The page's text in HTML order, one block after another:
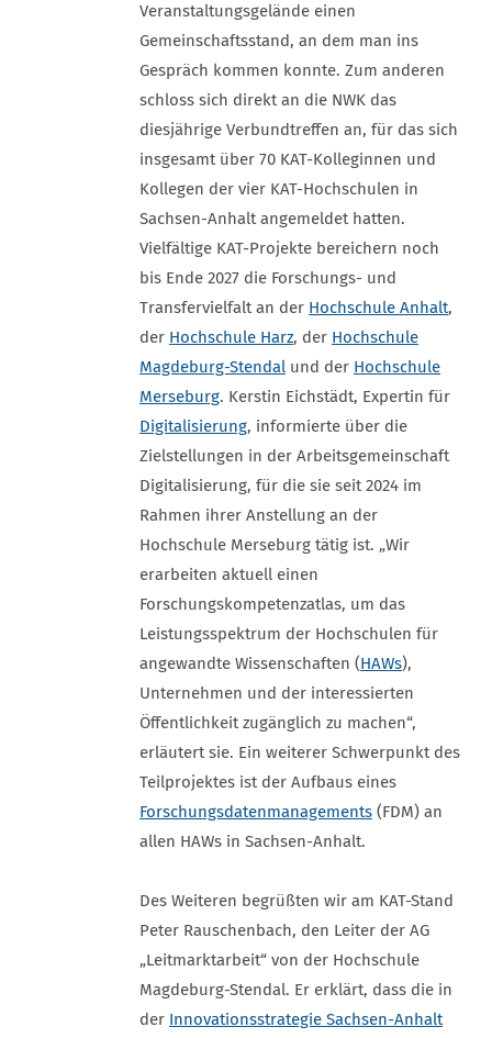
Veranstaltungsgelände einen
Gemeinschaftsstand, an dem man ins
Gespräch kommen konnte. Zum anderen
schloss sich direkt an die NWK das
diesjährige Verbundtreffen an, für das sich
insgesamt über 70 KAT-Kolleginnen und
Kollegen der vier KAT-Hochschulen in
Sachsen-Anhalt angemeldet hatten.
Vielfältige KAT-Projekte bereichern noch
bis Ende 2027 die Forschungs- und
Transfervielfalt an der Hochschule Anhalt,
der Hochschule Harz, der Hochschule
Magdeburg-Stendal und der Hochschule
Merseburg. Kerstin Eichstädt, Expertin für
Digitalisierung, informierte über die
Zielstellungen in der Arbeitsgemeinschaft
Digitalisierung, für die sie seit 2024 im
Rahmen ihrer Anstellung an der
Hochschule Merseburg tätig ist. „Wir
erarbeiten aktuell einen
Forschungskompetenzatlas, um das
Leistungsspektrum der Hochschulen für
angewandte Wissenschaften (HAWs),
Unternehmen und der interessierten
Öffentlichkeit zugänglich zu machen“,
erläutert sie. Ein weiterer Schwerpunkt des
Teilprojektes ist der Aufbaus eines
Forschungsdatenmanagements (FDM) an
allen HAWs in Sachsen-Anhalt.
Des Weiteren begrüßten wir am KAT-Stand
Peter Rauschenbach, den Leiter der AG
„Leitmarktarbeit“ von der Hochschule
Magdeburg-Stendal. Er erklärt, dass die in
der Innovationsstrategie Sachsen-Anhalt